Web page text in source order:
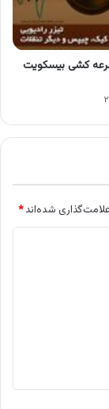
کشی بیسکویت
شده‌اند*